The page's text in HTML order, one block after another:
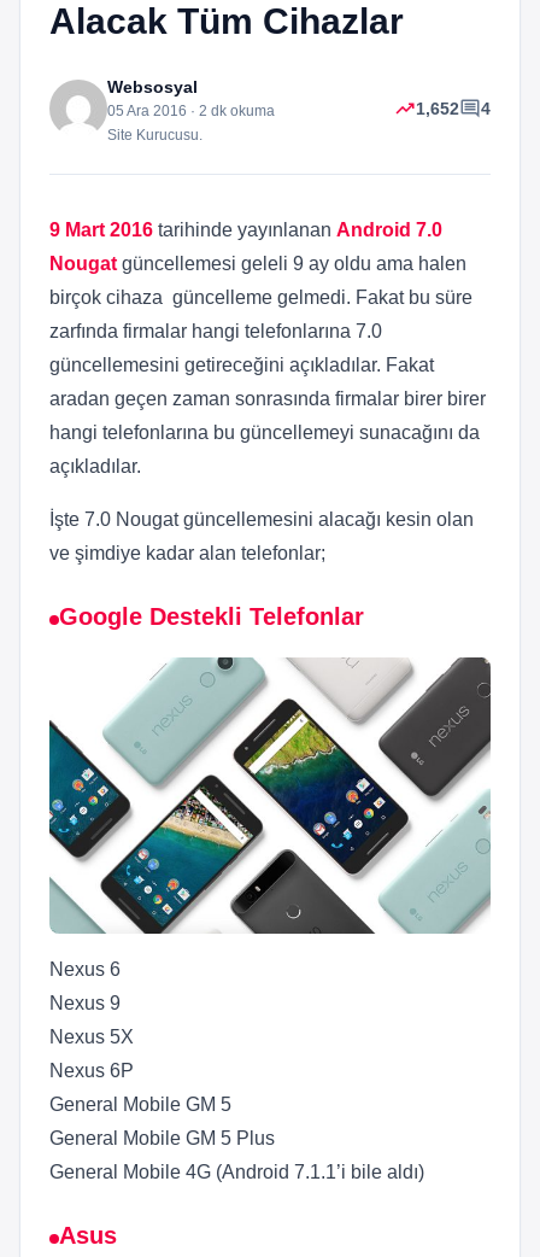
Alacak Tüm Cihazlar
Websosyal
05 Ara 2016 · 2 dk okuma
Site Kurucusu.
trending_up1,652comment4
9 Mart 2016 tarihinde yayınlanan Android 7.0
Nougat güncellemesi geleli 9 ay oldu ama halen
birçok cihaza güncelleme gelmedi. Fakat bu süre
zarfında firmalar hangi telefonlarına 7.0
güncellemesini getireceğini açıkladılar. Fakat
aradan geçen zaman sonrasında firmalar birer birer
hangi telefonlarına bu güncellemeyi sunacağını da
açıkladılar.
İşte 7.0 Nougat güncellemesini alacağı kesin olan
ve şimdiye kadar alan telefonlar;
Google Destekli Telefonlar
Nexus 6
Nexus 9
Nexus 5X
Nexus 6P
General Mobile GM 5
General Mobile GM 5 Plus
General Mobile 4G (Android 7.1.1’i bile aldı)
Asus